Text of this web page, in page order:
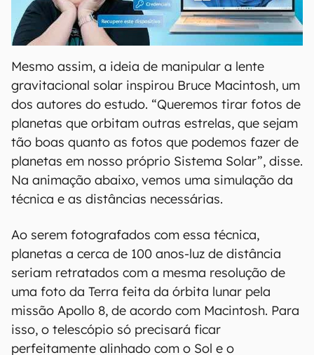
00:00 04:52
Mesmo assim, a ideia de manipular a lente
gravitacional solar inspirou Bruce Macintosh, um
dos autores do estudo. “Queremos tirar fotos de
planetas que orbitam outras estrelas, que sejam
tão boas quanto as fotos que podemos fazer de
planetas em nosso próprio Sistema Solar”, disse.
Na animação abaixo, vemos uma simulação da
técnica e as distâncias necessárias.
Ao serem fotografados com essa técnica,
planetas a cerca de 100 anos-luz de distância
seriam retratados com a mesma resolução de
uma foto da Terra feita da órbita lunar pela
missão Apollo 8, de acordo com Macintosh. Para
isso, o telescópio só precisará ficar
perfeitamente alinhado com o Sol e o